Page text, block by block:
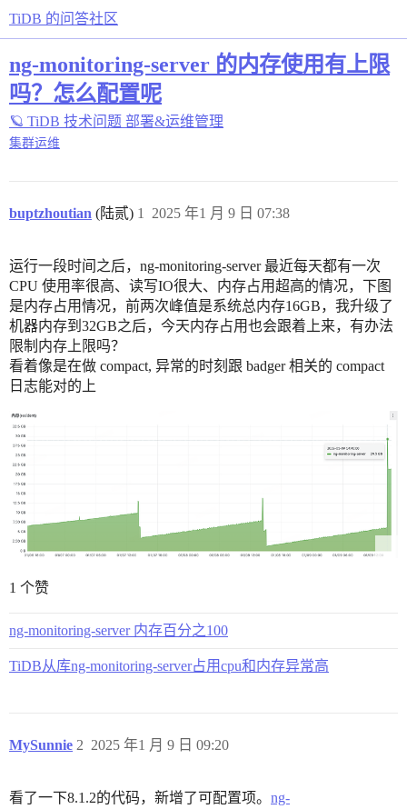
TiDB 的问答社区
ng-monitoring-server 的内存使用有上限
吗？怎么配置呢
🪐 TiDB 技术问题 部署&运维管理
集群运维
buptzhoutian (陆贰) 2025 年1 月 9 日 07:38
1
运行一段时间之后，ng-monitoring-server 最近每天都有一次
CPU 使用率很高、读写IO很大、内存占用超高的情况，下图
是内存占用情况，前两次峰值是系统总内存16GB，我升级了
机器内存到32GB之后，今天内存占用也会跟着上来，有办法
限制内存上限吗？
看着像是在做 compact, 异常的时刻跟 badger 相关的 compact
日志能对的上
1 个赞
ng-monitoring-server 内存百分之100
TiDB从库ng-monitoring-server占用cpu和内存异常高
MySunnie 2025 年1 月 9 日 09:20
2
看了一下8.1.2的代码，新增了可配置项。 ng-